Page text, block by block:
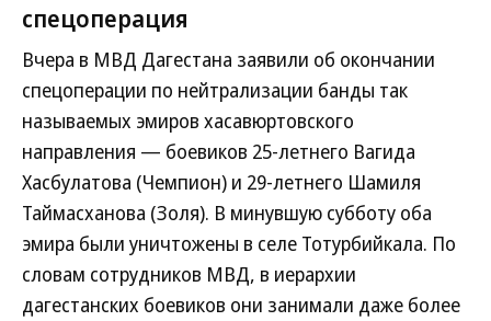
спецоперация
Вчера в МВД Дагестана заявили об окончании
спецоперации по нейтрализации банды так
называемых эмиров хасавюртовского
направления — боевиков 25-летнего Вагида
Хасбулатова (Чемпион) и 29-летнего Шамиля
Таймасханова (Золя). В минувшую субботу оба
эмира были уничтожены в селе Тотурбийкала. По
словам сотрудников МВД, в иерархии
дагестанских боевиков они занимали даже более